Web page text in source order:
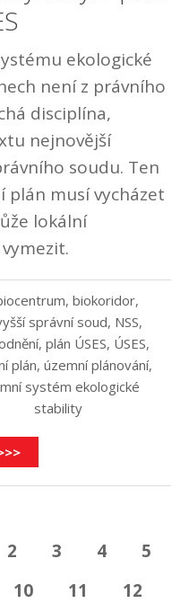
ekologické
není z právního
disciplína,
nejnovější
soudu. Ten
plán musí vycházet
lokální
, biokoridor,
správní soud, NSS,
, plán ÚSES, ÚSES,
plán, územní plánování,
systém ekologické
stability
2 3 4
5
10 11
12